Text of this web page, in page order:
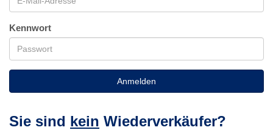
Kennwort
Anmelden
Sie sind kein Wiederverkäufer?